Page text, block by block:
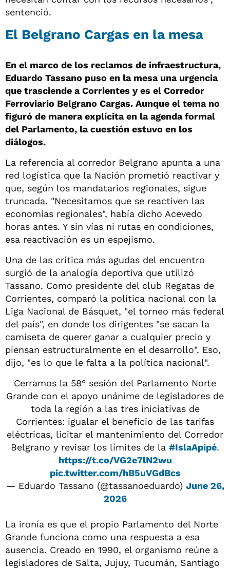
sentenció.
El Belgrano Cargas en la mesa
En el marco de los reclamos de infraestructura,
Eduardo Tassano puso en la mesa una urgencia
que trasciende a Corrientes y es el Corredor
Ferroviario Belgrano Cargas. Aunque el tema no
figuró de manera explícita en la agenda formal
del Parlamento, la cuestión estuvo en los
diálogos.
La referencia al corredor Belgrano apunta a una
red logística que la Nación prometió reactivar y
que, según los mandatarios regionales, sigue
truncada. "Necesitamos que se reactiven las
economías regionales", había dicho Acevedo
horas antes. Y sin vías ni rutas en condiciones,
esa reactivación es un espejismo.
Una de las crítica más agudas del encuentro
surgió de la analogía deportiva que utilizó
Tassano. Como presidente del club Regatas de
Corrientes, comparó la política nacional con la
Liga Nacional de Básquet, "el torneo más federal
del país", en donde los dirigentes "se sacan la
camiseta de querer ganar a cualquier precio y
piensan estructuralmente en el desarrollo". Eso,
dijo, "es lo que le falta a la política nacional".
Cerramos la 58° sesión del Parlamento Norte
Grande con el apoyo unánime de legisladores de
toda la región a las tres iniciativas de
Corrientes: igualar el beneficio de las tarifas
eléctricas, licitar el mantenimiento del Corredor
Belgrano y revisar los límites de la #IslaApipé.
https://t.co/VG2e7lN2wu
pic.twitter.com/hB5uVGdBcs
— Eduardo Tassano (@tassanoeduardo) June 26,
2026
La ironía es que el propio Parlamento del Norte
Grande funciona como una respuesta a esa
ausencia. Creado en 1990, el organismo reúne a
legisladores de Salta, Jujuy, Tucumán, Santiago